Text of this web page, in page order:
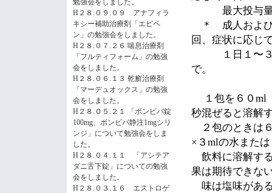
勉強会をしました。
H２８.０９.０９ アナフィラ
キシー補助治療剤「エピペ
ン」の勉強会をしました。
H２８.０７.２６ 喘息治療剤
「フルティフォーム」の勉強
会をしました。
H２８.０６.１３ 乾癬治療剤
「マーデュオックス」の勉強
会をしました。
H２８.０５.２１ 「ボンビバ錠
100mg、ボンビバ静注1mgシリ
ンジ」について勉強会をしま
した。
H２８.０４.１１ 「アシテア
ダニ舌下錠」についての勉強
会をしました。
H２８.０３.１６ エストロゲ
最大投与量は
＊
成人およ
回、症状に応じ
１日１〜３回
で。
１包を６０ ml
秒混ぜると溶解
２包のときは
×３ mlの水または
飲料に溶解す
果は期待できな
味は塩味があ